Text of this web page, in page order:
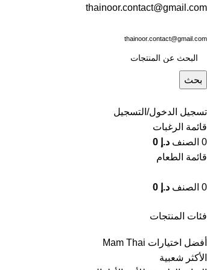
thainoor.contact@gmail.com
thainoor.contact@gmail.com
بحث
تسجيل الدخول/التسجيل
قائمة الرغبات
0 الصنف د.إ
قائمة الطعام
0 الصنف د.إ
فئات المنتجات
أفضل اختيارات Mam Thai
الأكثر شعبية